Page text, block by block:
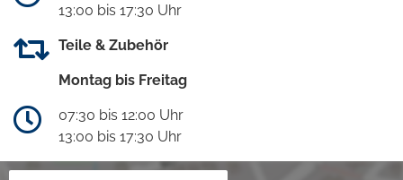
13:00 bis 17:30 Uhr
Teile & Zubehör
Montag bis Freitag
07:30 bis 12:00 Uhr
13:00 bis 17:30 Uhr